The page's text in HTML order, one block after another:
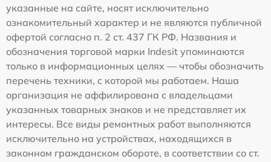
указанные на сайте, носят исключительно
ознакомительный характер и не являются публичной
офертой согласно п. 2 ст. 437 ГК РФ. Названия и
обозначения торговой марки Indesit упоминаются
только в информационных целях — чтобы обозначить
перечень техники, с которой мы работаем. Наша
организация не аффилирована с владельцами
указанных товарных знаков и не представляет их
интересы. Все виды ремонтных работ выполняются
исключительно на устройствах, находящихся в
законном гражданском обороте, в соответствии со ст.